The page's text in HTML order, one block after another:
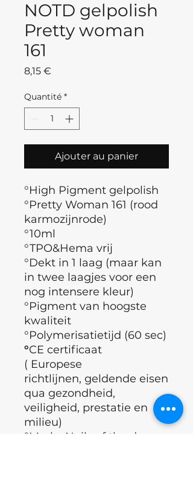
NOTD gelpolish
Pretty woman
161
8,15 €
Quantité *
Ajouter au panier
°High Pigment gelpolish
°Pretty Woman 161 (rood
karmozijnrode)
°10ml
°TPO&Hema vrij
°Dekt in 1 laag (maar kan
in twee laagjes voor een
nog intensere kleur)
°Pigment van hoogste
kwaliteit
°Polymerisatietijd (60 sec)
°CE certificaat
( Europese
richtlijnen, geldende eisen
qua gezondheid,
veiligheid, prestatie en
milieu)
°Merk : Nails of the day